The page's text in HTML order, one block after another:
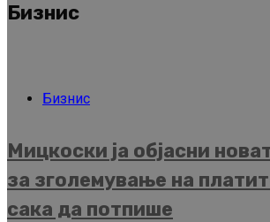
Бизнис
Бизнис
Мицкоски ја објасни
за зголемување на
сака да потпише